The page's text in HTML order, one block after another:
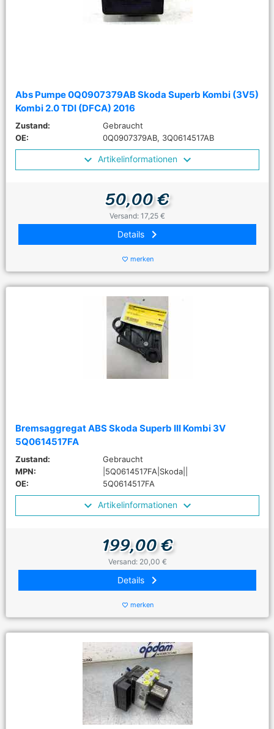
Abs Pumpe 0Q0907379AB Skoda Superb Kombi (3V5)
Kombi 2.0 TDI (DFCA) 2016
Zustand:
Gebraucht
OE:
0Q0907379AB, 3Q0614517AB
Artikelinformationen
50,00 €
Versand: 17,25 €
Details keyboard_arrow_right
favorite_border merken
Bremsaggregat ABS Skoda Superb III Kombi 3V
5Q0614517FA
Zustand:
Gebraucht
MPN:
|5Q0614517FA|Skoda||
OE:
5Q0614517FA
Artikelinformationen
199,00 €
Versand: 20,00 €
Details keyboard_arrow_right
favorite_border merken